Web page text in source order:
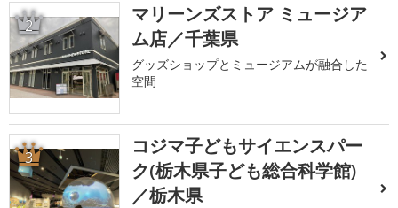
2
マリーンズストア ミュージア
ム店／千葉県
グッズショップとミュージアムが融合した
空間
3
コジマ子どもサイエンスパー
ク(栃木県子ども総合科学館)
／栃木県